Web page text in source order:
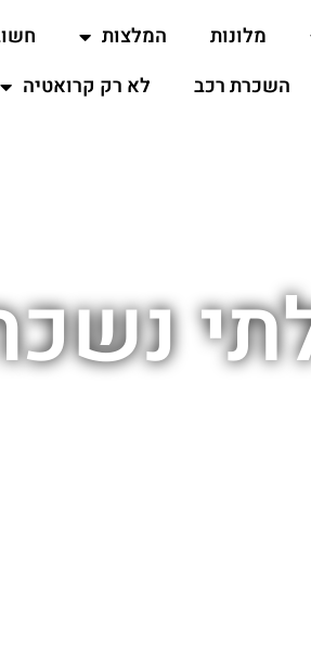
מלונות המלצות
השכרת רכב
לא רק קרואטיה